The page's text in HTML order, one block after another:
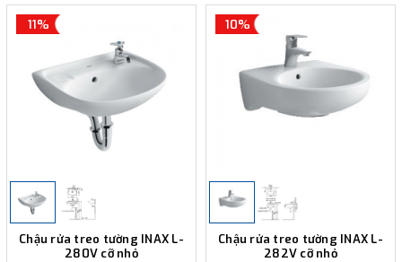
11%
Chậu rửa treo tường INAX L-
280V cỡ nhỏ
10%
Chậu rửa treo tường INAX L-
282V cỡ nhỏ